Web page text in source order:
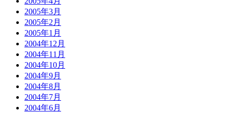
2005年3月
2005年2月
2005年1月
2004年12月
2004年11月
2004年10月
2004年9月
2004年8月
2004年7月
2004年6月